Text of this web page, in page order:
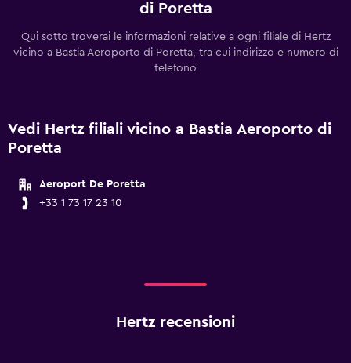
di Poretta
Qui sotto troverai le informazioni relative a ogni filiale di Hertz
vicino a Bastia Aeroporto di Poretta, tra cui indirizzo e numero di
telefono
Vedi Hertz filiali vicino a Bastia Aeroporto di
Poretta
Aeroport De Poretta
+33 1 73 17 23 10
Hertz recensioni